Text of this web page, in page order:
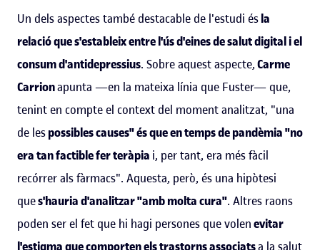
Un dels aspectes també destacable de l'estudi ésla
relació que s'estableix entre l'ús d'eines de salut digital i el
consum d'antidepressius. Sobre aquest aspecte,Carme
Carrionapunta —en la mateixa línia que Fuster— que,
tenint en compte el context del moment analitzat, "una
de lespossibles causes" és que en temps de pandèmia "no
era tan factible fer teràpia i, per tant, era més fàcil
recórrer als fàrmacs". Aquesta, però, és una hipòtesi
ques'hauria d'analitzar "amb molta cura". Altres raons
poden ser el fet que hi hagi persones que volenevitar
l'estigma que comporten els trastorns associatsa la salut